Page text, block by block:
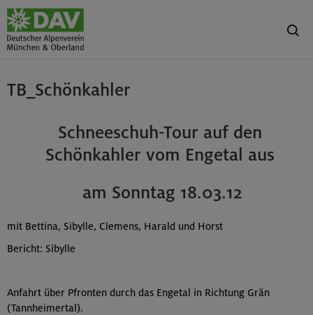
TB_Schönkahler
Schneeschuh-Tour auf den
Schönkahler vom Engetal aus
am Sonntag 18.03.12
mit Bettina, Sibylle, Clemens, Harald und Horst
Bericht: Sibylle
Anfahrt über Pfronten durch das Engetal in Richtung Grän
(Tannheimertal).